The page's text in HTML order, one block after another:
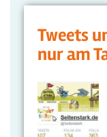
Tweets
nur am